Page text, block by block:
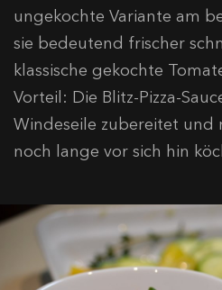
ungekochte Variante am
sie bedeutend frischer
klassische gekochte
Vorteil: Die Blitz-Pizza-
Windeseile zubereitet und
noch lange vor sich hin